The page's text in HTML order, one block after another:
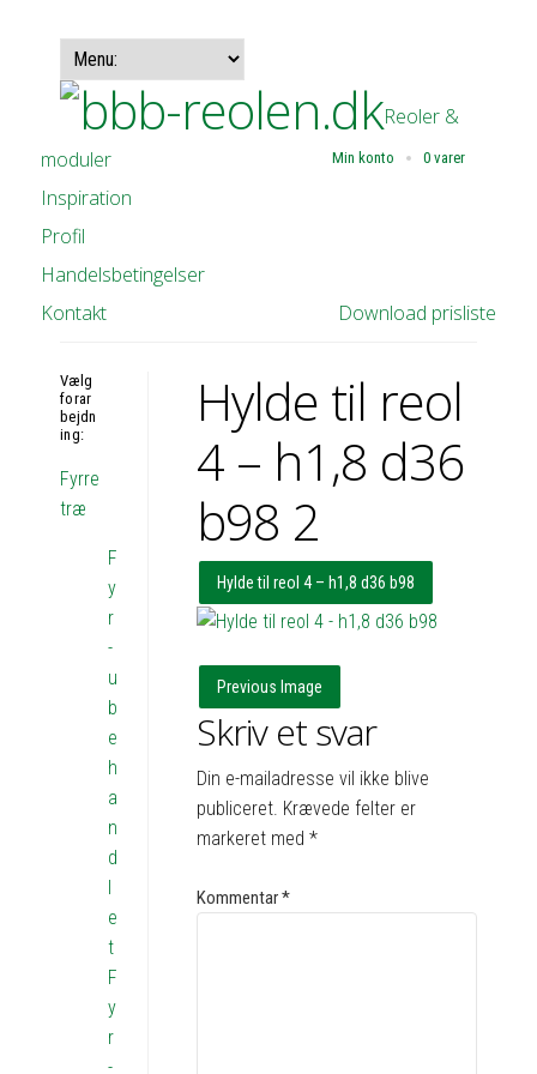
Min konto 0 varer
Reoler &
moduler
Inspiration
Profil
Handelsbetingelser
Download prisliste
Kontakt
Hylde til reol
4 – h1,8 d36
b98 2
Hylde til reol 4 – h1,8 d36 b98
Previous Image
Skriv et svar
Din e-mailadresse vil ikke blive
publiceret. Krævede felter er
markeret med*
Kommentar*
Vælg
forar
bejdn
ing:
Fyrre
træ
F
y
r
-
u
b
e
h
a
n
d
l
e
t
F
y
r
-